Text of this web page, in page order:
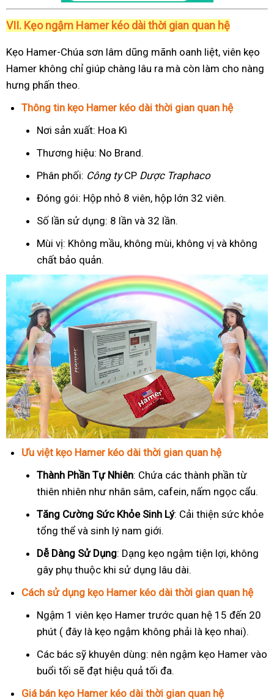
VII. Kẹo ngậm Hamer kéo dài thời gian quan hệ
Kẹo Hamer-Chúa sơn lâm dũng mãnh oanh liệt, viên kẹo
Hamer không chỉ giúp chàng lâu ra mà còn làm cho nàng
hưng phấn theo.
Thông tin kẹo Hamer kéo dài thời gian quan hệ
Nơi sản xuất: Hoa Kì
Thương hiệu: No Brand.
Phân phối: Công tyCP Dược Traphaco
Đóng gói: Hộp nhỏ 8 viên, hộp lớn 32 viên.
Số lần sử dụng: 8 lần và 32 lần.
Mùi vị: Không mầu, không mùi, không vị và không
chất bảo quản.
Ưu việt kẹo Hamer kéo dài thời gian quan hệ
Thành Phần Tự Nhiên: Chứa các thành phần từ
thiên nhiên như nhân sâm, cafein, nấm ngọc cẩu.
Tăng Cường Sức Khỏe Sinh Lý: Cải thiện sức khỏe
tổng thể và sinh lý nam giới.
Dễ Dàng Sử Dụng: Dạng kẹo ngậm tiện lợi, không
gây phụ thuộc khi sử dụng lâu dài.
Cách sử dụng kẹo Hamer kéo dài thời gian quan hệ
Ngậm 1 viên kẹo Hamer trước quan hệ 15 đến 20
phút ( đây là kẹo ngậm không phải là kẹo nhai).
Các bác sỹ khuyên dùng: nên ngậm kẹo Hamer vào
buổi tối sẽ đạt hiệu quả tối đa.
Giá bán kẹo Hamer kéo dài thời gian quan hệ